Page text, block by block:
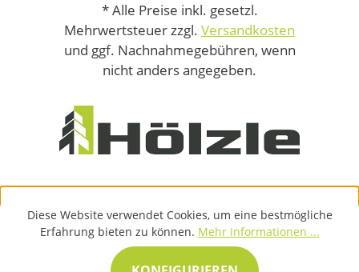
* Alle Preise inkl. gesetzl.
Mehrwertsteuer zzgl. Versandkosten
und ggf. Nachnahmegebühren, wenn
nicht anders angegeben.
Diese Website verwendet Cookies, um eine bestmögliche
Erfahrung bieten zu können. Mehr Informationen ...